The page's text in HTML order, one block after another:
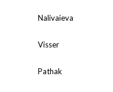
Nalivaieva
Visser
Pathak